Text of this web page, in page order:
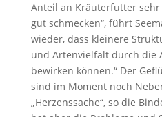
Anteil an Kräuterfutter
gut schmecken“, führt
wieder, dass kleinere
und Artenvielfalt durch die
bewirken können.“ Der
sind im Moment noch
„Herzenssache“, so die